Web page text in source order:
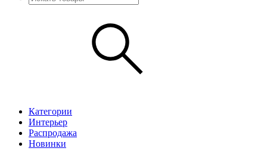
Категории
Интерьер
Распродажа
Новинки